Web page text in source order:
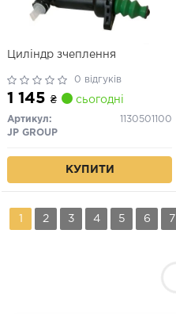
Циліндр зчеплення
0 відгуків
1 145 ₴ сьогодні
Артикул:
1130501100
JP GROUP
КУПИТИ
1 2 3 4 5 6 7